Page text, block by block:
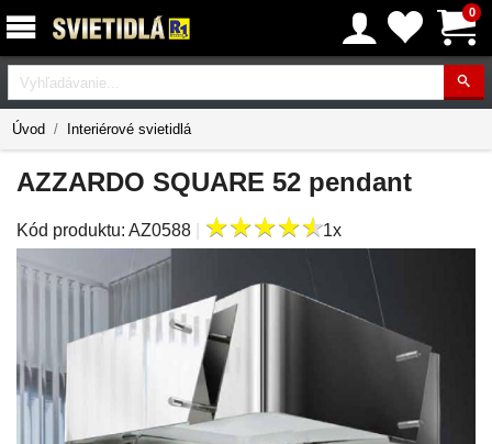
0
Vyhľadávanie
Úvod Interiérové svietidlá
AZZARDO SQUARE 52 pendant
Kód produktu: AZ0588 ★★★★★
★★★★★1x